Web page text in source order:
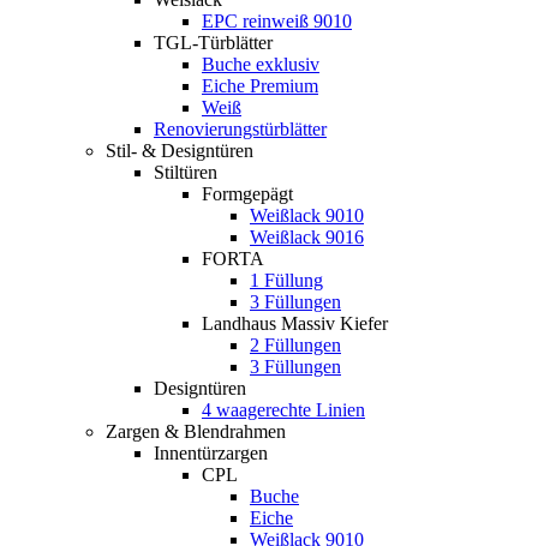
EPC reinweiß 9010
TGL-Türblätter
Buche exklusiv
Eiche Premium
Weiß
Renovierungstürblätter
Stil- & Designtüren
Stiltüren
Formgepägt
Weißlack 9010
Weißlack 9016
FORTA
1 Füllung
3 Füllungen
Landhaus Massiv Kiefer
2 Füllungen
3 Füllungen
Designtüren
4 waagerechte Linien
Zargen & Blendrahmen
Innentürzargen
CPL
Buche
Eiche
Weißlack 9010